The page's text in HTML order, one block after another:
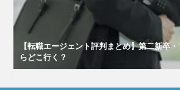
【転職エージェント評判まとめ】第二新卒
らどこ行く？